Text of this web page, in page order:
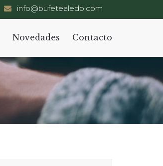
info@bufetealedo.com
Novedades Contacto